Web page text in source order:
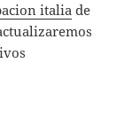
italia de